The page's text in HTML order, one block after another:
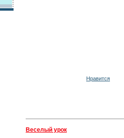
Нравится
Веселый урок